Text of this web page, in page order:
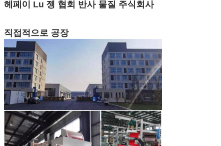
헤페이 Lu 젱 협회 반사 물질 주식회사
직접적으로 공장